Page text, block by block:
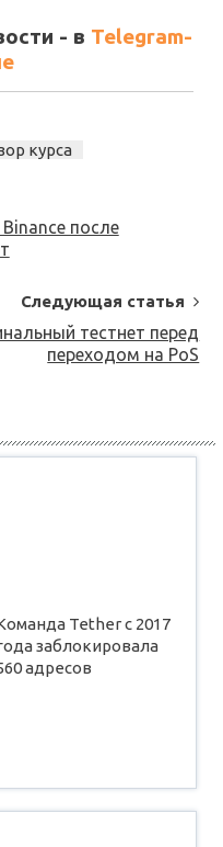
- в Telegram-
курса
после
Следующая статья
тестнет перед
переходом на PoS
Tether с 2017
заблокировала
адресов